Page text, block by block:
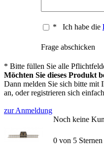
* Ich habe die
Frage abschicken
* Bitte füllen Sie alle
Möchten Sie dieses Produkt
Dann melden Sie sich bitte mit
an, oder registrieren sich
zur Anmeldung
Noch keine
0 von 5